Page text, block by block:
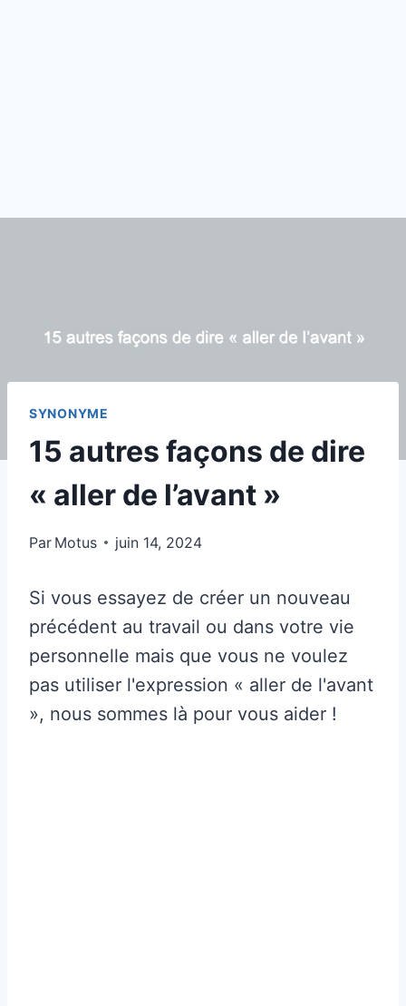
SYNONYME
15 autres façons de dire
« aller de l’avant »
Par Motus juin 14, 2024
Si vous essayez de créer un nouveau
précédent au travail ou dans votre vie
personnelle mais que vous ne voulez
pas utiliser l'expression « aller de l'avant
», nous sommes là pour vous aider !